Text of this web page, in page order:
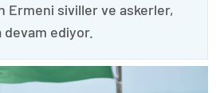
Ermeni siviller ve askerler,
devam ediyor.